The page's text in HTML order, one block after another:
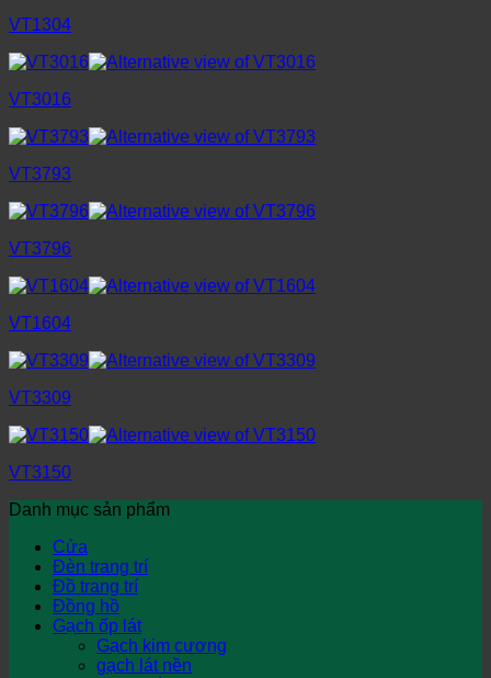
VT1304
VT3016
VT3793
VT3796
VT1604
VT3309
VT3150
Danh mục sản phẩm
Cửa
Đèn trang trí
Đồ trang trí
Đồng hồ
Gạch ốp lát
Gạch kim cương
gạch lát nền